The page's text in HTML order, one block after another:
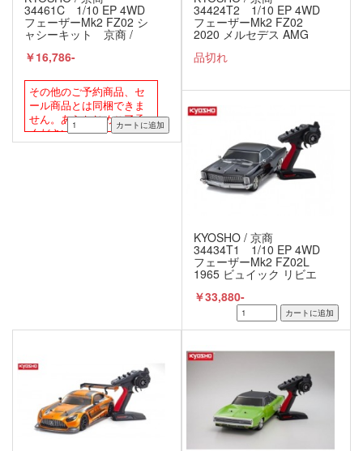
34461C 1/10 EP 4WD
フェーザーMk2 FZ02 シ
ャシーキット 京商 /
KYOSHO
￥16,786-
その他のご予約商品、セ
ール商品とは同梱できま
せん。あらかじめご了承
ください。
34424T2 1/10 EP 4WD
フェーザーMk2 FZ02
2020 メルセデス AMG
GT3 50 Years Legend of
Spa レディセット
品切れ
KYOSHO / 京商
34434T1 1/10 EP 4WD
フェーザーMk2 FZ02L
1965 ビュイック リビエ
ディセット
￥33,880-